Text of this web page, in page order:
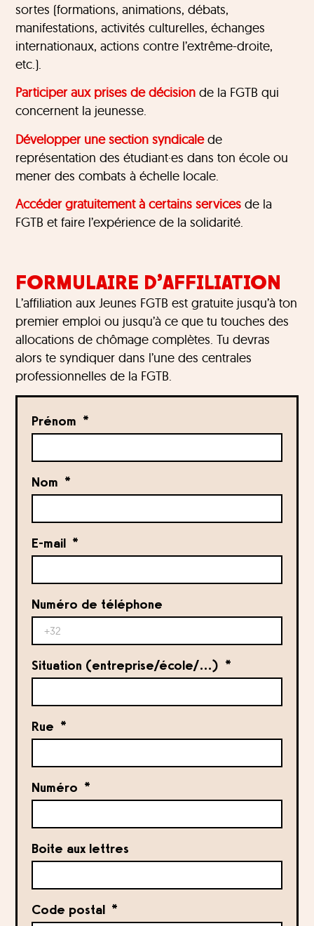
sortes (formations, animations, débats,
manifestations, activités culturelles, échanges
internationaux, actions contre l’extrême-droite,
etc.).
Participer aux prises de décision de la FGTB qui
concernent la jeunesse.
Développer une section syndicalede
représentation des étudiant·es dans ton école ou
mener des combats à échelle locale.
Accéder gratuitement à certains services de la
FGTB et faire l’expérience de la solidarité.
FORMULAIRE D’AFFILIATION
L’affiliation aux Jeunes FGTB est gratuite jusqu’à ton
premier emploi ou jusqu’à ce que tu touches des
allocations de chômage complètes. Tu devras
alors te syndiquer dans l’une des centrales
professionnelles de la FGTB.
Prénom
Nom
E-mail
Numéro de téléphone
Situation (entreprise/école/…)
Rue
Numéro
Boite aux lettres
Code postal